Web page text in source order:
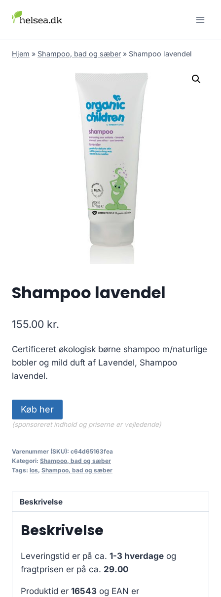
Hjem » Shampoo, bad og sæber » Shampoo lavendel
Shampoo lavendel
155.00 kr.
Certificeret økologisk børne shampoo m/naturlige
bobler og mild duft af Lavendel, Shampoo
lavendel.
Køb her
(sponsoreret indhold og priserne er vejledende)
Varenummer (SKU): c64d65163fea
Kategori: Shampoo, bad og sæber
Tags: los, Shampoo, bad og sæber
Beskrivelse
Beskrivelse
Leveringstid er på ca. 1-3 hverdage og
fragtprisen er på ca. 29.00
Produktid er 16543 og EAN er